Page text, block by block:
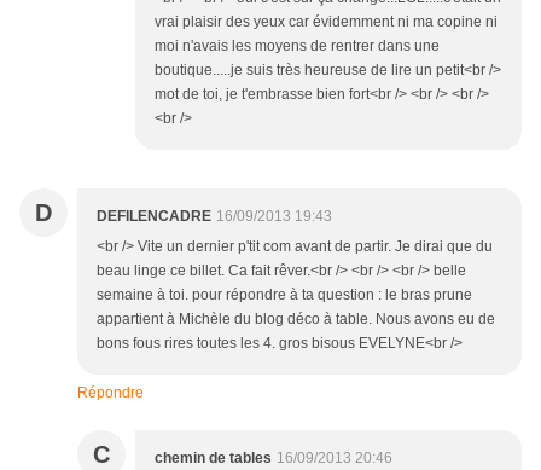
vrai plaisir des yeux car évidemment ni ma copine ni
moi n'avais les moyens de rentrer dans une
boutique.....je suis très heureuse de lire un petit<br />
mot de toi, je t'embrasse bien fort<br /> <br /> <br />
<br />
D DEFILENCADRE 16/09/2013 19:43
<br /> Vite un dernier p'tit com avant de partir. Je dirai que du
beau linge ce billet. Ca fait rêver.<br /> <br /> <br /> belle
semaine à toi. pour répondre à ta question : le bras prune
appartient à Michèle du blog déco à table. Nous avons eu de
bons fous rires toutes les 4. gros bisous EVELYNE<br />
Répondre
C chemin de tables 16/09/2013 20:46